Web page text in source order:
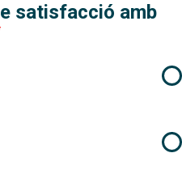
satisfacció amb